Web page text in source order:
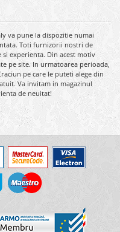
va pune la dispozitie numai
Toti furnizorii nostri de
experienta. Din acest motiv
pe site. In urmatoarea perioada,
pe care le puteti alege din
Va invitam in magazinul
de neuitat!